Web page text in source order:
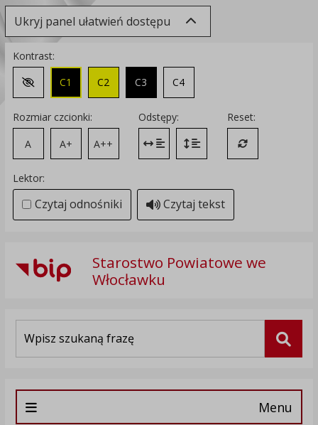
Ukryj panel ułatwień dostępu
Kontrast:
Zmień kontrast na domyślny
C1 C2 C3 C4
Rozmiar czcionki:
A
A+ A++
Odstępy:
Zmień odstęp między literami
Zmień interlinię i margines
Reset:
Przywróć
Lektor:
Czytaj odnośniki Czytaj tekst
Starostwo Powiatowe we
Włocławku
Menu